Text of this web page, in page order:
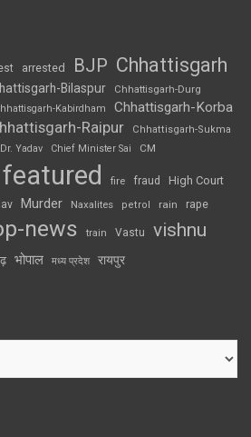
arrested BJP Chhattisgarh
Bilaspur Chhattisgarh-Durg
Kabirdham Chhattisgarh-Korba
Raipur
Chhattisgarh-Sukma
Yadav Chief Minister Sai CM
featured fire fraud High Court
Murder Naxalites petrol rain rape
news train Vastu vishnu
भोपाल मध्य प्रदेश रायपुर